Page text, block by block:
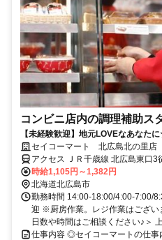
コンビニ店内の調理補助ス
【未経験歓迎】地元LOVEなあなた
ト」で働こう♪接客なし◎
セイコーマート 北広島北の里店
アクセス ＪＲ千歳線 北広島東口3
歩約90分
時給1,105円～1,382円
北海道北広島市
勤務時間 14:00-18:00/4:00-7:00/
迎 ※厨房作業。レジ作業はござ
日数や時間はご相談ください♪＞ 上
仕事内容 ◎セイコーマートの仕